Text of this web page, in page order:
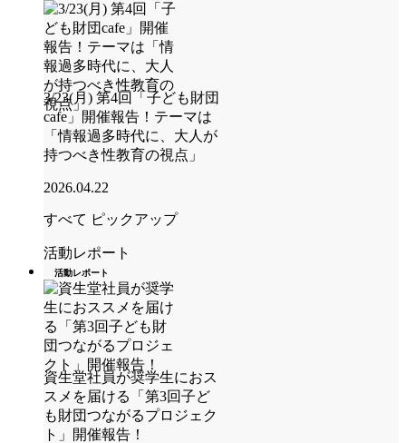
3/23(月) 第4回「子ども財団
cafe」開催報告！テーマは
「情報過多時代に、大人が
持つべき性教育の視点」
2026.04.22
すべて ピックアップ
活動レポート
活動レポート
資生堂社員が奨学生におス
スメを届ける「第3回子ど
も財団つながるプロジェク
ト」開催報告！